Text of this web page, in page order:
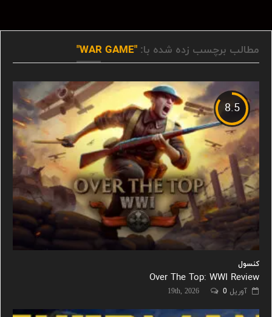
مطالب برچسب زده شده با: "WAR GAME"
8.5
کنسول
Over The Top: WWI Review
آوریل 19th, 2026 0